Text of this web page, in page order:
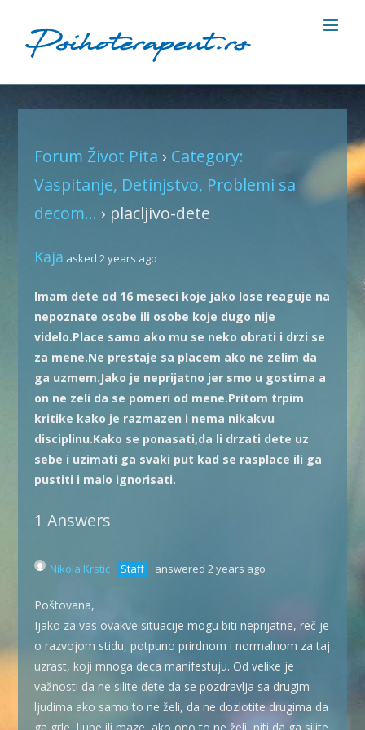
Forum Život Pita › Category:
Vaspitanje, Detinjstvo, Problemi sa
decom... › placljivo-dete
Kaja asked 2 years ago
Imam dete od 16 meseci koje jako lose reaguje na
nepoznate osobe ili osobe koje dugo nije
videlo.Place samo ako mu se neko obrati i drzi se
za mene.Ne prestaje sa placem ako ne zelim da
ga uzmem.Jako je neprijatno jer smo u gostima a
on ne zeli da se pomeri od mene.Pritom trpim
kritike kako je razmazen i nema nikakvu
disciplinu.Kako se ponasati,da li drzati dete uz
sebe i uzimati ga svaki put kad se rasplace ili ga
pustiti i malo ignorisati.
1 Answers
Nikola Krstić Staff answered 2 years ago
Poštovana,
Ijako za vas ovakve situacije mogu biti neprijatne, reč je
o razvojom stidu, potpuno prirdnom i normalnom za taj
uzrast, koji mnoga deca manifestuju. Od velike je
važnosti da ne silite dete da se pozdravlja sa drugim
ljudima ako samo to ne želi, da ne dozlotite drugima da